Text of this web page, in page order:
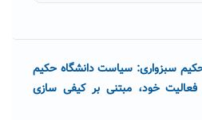
سبزواری: سیاست دانشگاه حکیم
خود، مبتنی بر کیفی سازی